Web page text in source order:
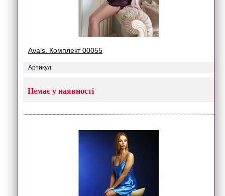
Avals. Комплект 00055
Артикул:
Немає у наявності